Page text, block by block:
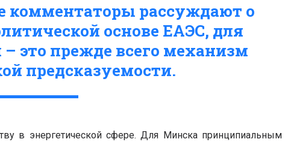
комментаторы рассуждают о
основе ЕАЭС, для
это прежде всего механизм
предсказуемости.
в энергетической сфере. Для Минска принципиальным